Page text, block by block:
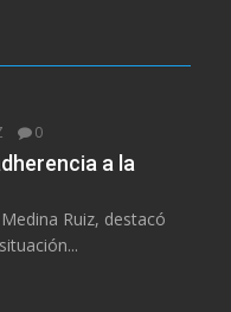
0
a la
Ruiz, destacó